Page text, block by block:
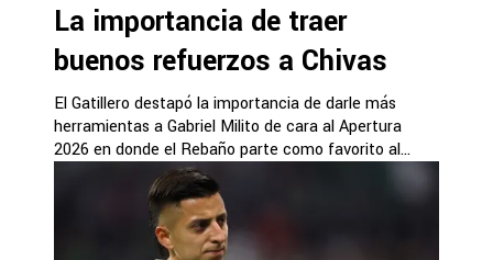
La importancia de traer
buenos refuerzos a Chivas
El Gatillero destapó la importancia de darle más
herramientas a Gabriel Milito de cara al Apertura
2026 en donde el Rebaño parte como favorito al...